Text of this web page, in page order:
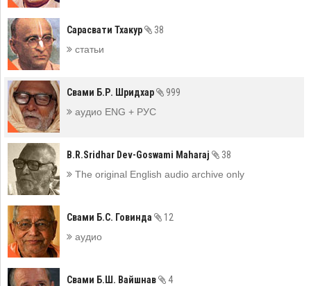
Сарасвати Тхакур
38
статьи
Свами Б.Р. Шридхар
999
аудио ENG + РУС
B.R.Sridhar Dev-Goswami Maharaj
38
The original English audio archive only
Свами Б.С. Говинда
12
аудио
Свами Б.Ш. Вайшнав
4